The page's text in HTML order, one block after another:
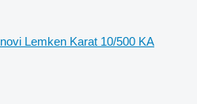
novi Lemken Karat 10/500 KA